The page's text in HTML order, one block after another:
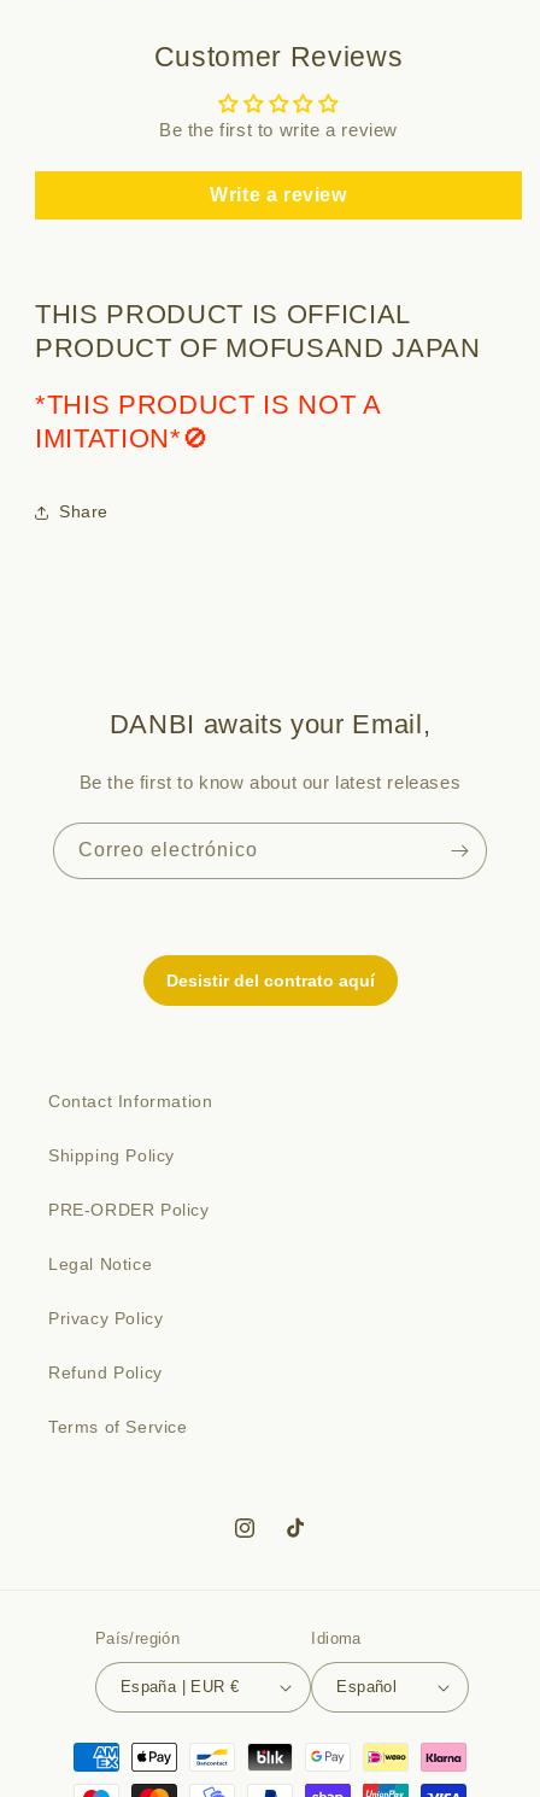
Customer Reviews
Be the first to write a review
Write a review
THIS PRODUCT IS OFFICIAL
PRODUCT OF MOFUSAND JAPAN
*THIS PRODUCT IS NOT A
IMITATION*🚫
Share
DANBI awaits your Email,
Be the first to know about our latest releases
Correo electrónico
Contact Information
Shipping Policy
PRE-ORDER Policy
Legal Notice
Privacy Policy
Refund Policy
Terms of Service
InstagramTikTok
País/región
España | EUR €
Idioma
Español
Formas